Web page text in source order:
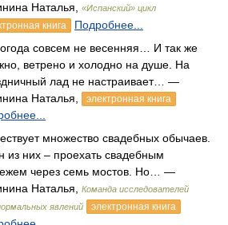
Наталья,
«Испанский» цикл
книга
Подробнее...
совсем не весенняя… И так же
ветрено и холодно на душе. На
лад не настраивает… —
Наталья,
электронная книга
множество свадебных обычаев.
из них – проехать свадебным
через семь мостов. Но… —
Наталья,
Команда исследователей
явлений
электронная книга